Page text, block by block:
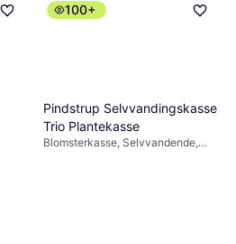
100+
Pindstrup Selvvandingskasse
Trio Plantekasse
Blomsterkasse, Selvvandende,